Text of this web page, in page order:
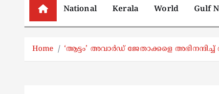
National Kerala World Gulf
Home ‘ആട്ടം’ അവാര്‍ഡ്‌ ജേതാക്കളെ